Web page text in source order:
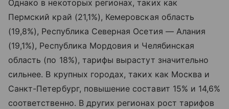
Однако в некоторых регионах, таких как
Пермский край (21,1%), Кемеровская область
(19,8%), Республика Северная Осетия — Алания
(19,1%), Республика Мордовия и Челябинская
область (по 18%), тарифы вырастут значительно
сильнее. В крупных городах, таких как Москва и
Санкт-Петербург, повышение составит 15% и 14,6%
соответственно. В других регионах рост тарифов